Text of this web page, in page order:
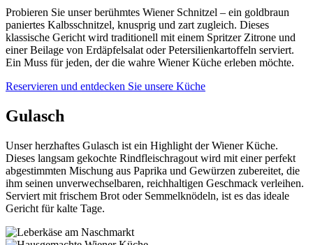
Probieren Sie unser berühmtes Wiener Schnitzel – ein goldbraun
paniertes Kalbsschnitzel, knusprig und zart zugleich. Dieses
klassische Gericht wird traditionell mit einem Spritzer Zitrone und
einer Beilage von Erdäpfelsalat oder Petersilienkartoffeln serviert.
Ein Muss für jeden, der die wahre Wiener Küche erleben möchte.
Reservieren und entdecken Sie unsere Küche
Gulasch
Unser herzhaftes Gulasch ist ein Highlight der Wiener Küche.
Dieses langsam gekochte Rindfleischragout wird mit einer perfekt
abgestimmten Mischung aus Paprika und Gewürzen zubereitet, die
ihm seinen unverwechselbaren, reichhaltigen Geschmack verleihen.
Serviert mit frischem Brot oder Semmelknödeln, ist es das ideale
Gericht für kalte Tage.